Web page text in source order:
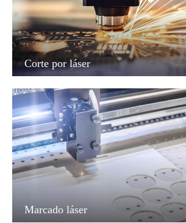
Corte por láser
Marcado láser